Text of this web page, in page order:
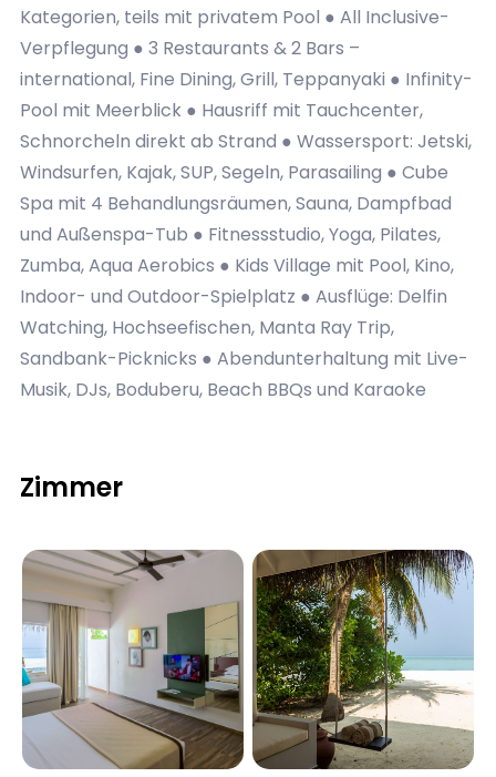
Kategorien, teils mit privatem Pool ● All Inclusive-
Verpflegung ● 3 Restaurants & 2 Bars –
international, Fine Dining, Grill, Teppanyaki ● Infinity-
Pool mit Meerblick ● Hausriff mit Tauchcenter,
Schnorcheln direkt ab Strand ● Wassersport: Jetski,
Windsurfen, Kajak, SUP, Segeln, Parasailing ● Cube
Spa mit 4 Behandlungsräumen, Sauna, Dampfbad
und Außenspa-Tub ● Fitnessstudio, Yoga, Pilates,
Zumba, Aqua Aerobics ● Kids Village mit Pool, Kino,
Indoor- und Outdoor-Spielplatz ● Ausflüge: Delfin
Watching, Hochseefischen, Manta Ray Trip,
Sandbank-Picknicks ● Abendunterhaltung mit Live-
Musik, DJs, Boduberu, Beach BBQs und Karaoke
Zimmer